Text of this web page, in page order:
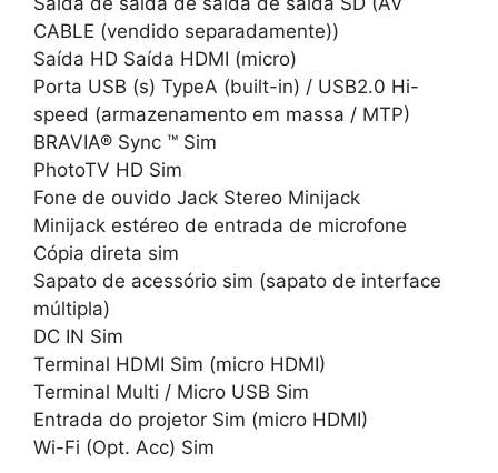
CABLE (vendido separadamente))
Saída HD Saída HDMI (micro)
Porta USB (s) TypeA (built-in) / USB2.0 Hi-
speed (armazenamento em massa / MTP)
BRAVIA® Sync ™ Sim
PhotoTV HD Sim
Fone de ouvido Jack Stereo Minijack
Minijack estéreo de entrada de microfone
Cópia direta sim
Sapato de acessório sim (sapato de interface
múltipla)
DC IN Sim
Terminal HDMI Sim (micro HDMI)
Terminal Multi / Micro USB Sim
Entrada do projetor Sim (micro HDMI)
Wi-Fi (Opt. Acc) Sim